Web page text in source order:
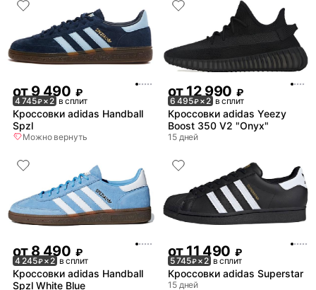
от9 490 ₽
4 745₽× 2 в сплит
Кроссовки adidas Handball
Spzl
Можно вернуть
от12 990 ₽
6 495₽× 2 в сплит
Кроссовки adidas Yeezy
Boost 350 V2 "Onyx"
15 дней
от 8 490 ₽
4 245₽× 2 в сплит
Кроссовки adidas Handball
Spzl White Blue
от 11 490 ₽
5 745₽× 2 в сплит
Кроссовки adidas Superstar
15 дней